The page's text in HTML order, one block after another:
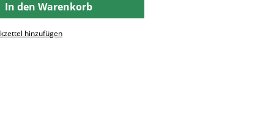
In den Warenkorb
hinzufügen